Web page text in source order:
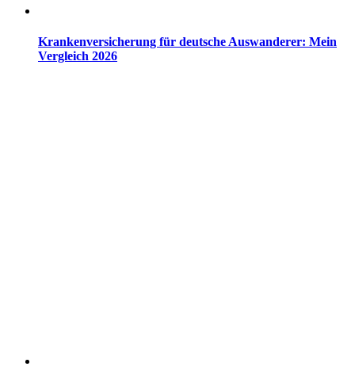
Krankenversicherung für deutsche Auswanderer: Mein
Vergleich 2026